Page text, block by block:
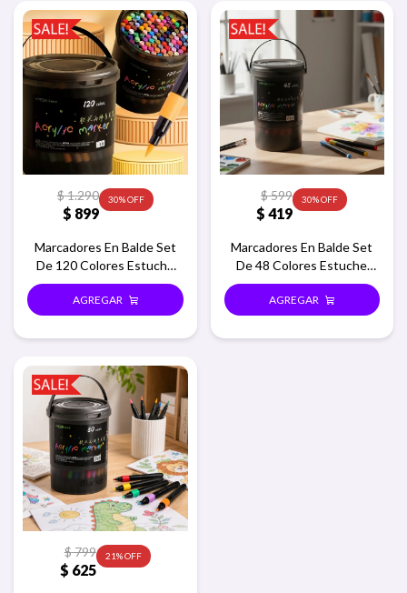
$ 899
$1.290 30
Marcadores En Balde Set
De 120 Colores Estuche
Redondo
$ 419
$599 30
Marcadores En Balde Set
De 48 Colores Estuche
Redondo
$ 625
$799 21